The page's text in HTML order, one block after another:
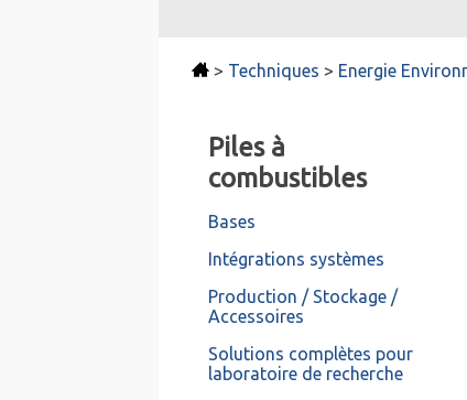
> Techniques > Energie
Piles à
combustibles
Bases
Intégrations systèmes
Production / Stockage /
Accessoires
Solutions complètes pour
laboratoire de recherche